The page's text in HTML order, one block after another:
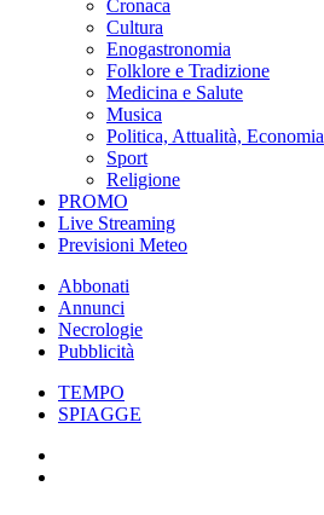
Cronaca
Cultura
Enogastronomia
Folklore e Tradizione
Medicina e Salute
Musica
Politica, Attualità, Economia
Sport
Religione
PROMO
Live Streaming
Previsioni Meteo
Abbonati
Annunci
Necrologie
Pubblicità
TEMPO
SPIAGGE